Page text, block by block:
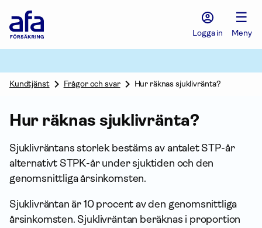
Försäkring
Logga in
☰
Meny
Kundtjänst Frågor och svar Hur räknas sjuklivränta?
Hur räknas sjuklivränta?
Sjuklivräntans storlek bestäms av antalet STP-år
alternativt STPK-år under sjuktiden och den
genomsnittliga årsinkomsten.
Sjuklivräntan är 10 procent av den genomsnittliga
årsinkomsten. Sjuklivräntan beräknas i proportion